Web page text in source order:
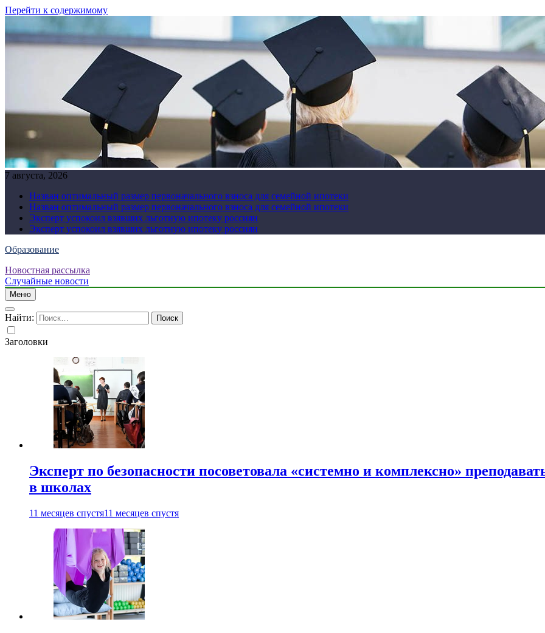
Перейти к содержимому
7 августа, 2026
Назван оптимальный размер первоначального взноса для семейной ипотеки
Назван оптимальный размер первоначального взноса для семейной ипотеки
Эксперт успокоил взявших льготную ипотеку россиян
Эксперт успокоил взявших льготную ипотеку россиян
Образование
Новостная рассылка
Случайные новости
Меню
Найти:
Заголовки
Эксперт по безопасности посоветовала «системно и комплексно»
в школах
11 месяцев спустя11 месяцев спустя